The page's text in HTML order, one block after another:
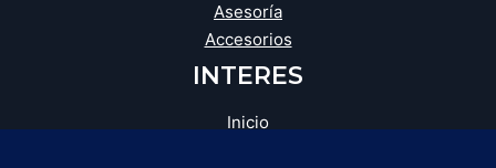
Asesoría
Accesorios
INTERES
Inicio